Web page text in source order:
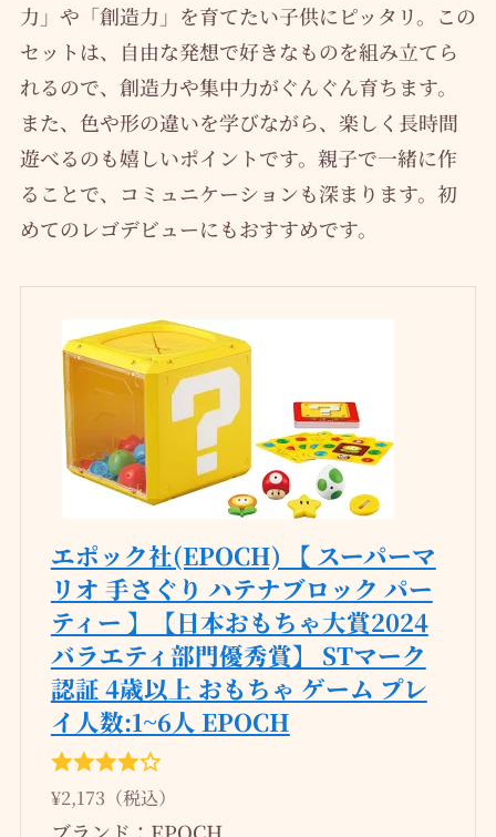
力」や「創造力」を育てたい子供にピッタリ。この
セットは、自由な発想で好きなものを組み立てら
れるので、創造力や集中力がぐんぐん育ちます。
また、色や形の違いを学びながら、楽しく長時間
遊べるのも嬉しいポイントです。親子で一緒に作
ることで、コミュニケーションも深まります。初
めてのレゴデビューにもおすすめです。
エポック社(EPOCH) 【 スーパーマ
リオ 手さぐり ハテナブロック パー
ティー 】【日本おもちゃ大賞2024
バラエティ部門優秀賞】 STマーク
認証 4歳以上 おもちゃ ゲーム プレ
イ人数:1~6人 EPOCH
¥2,173（税込）
ブランド：EPOCH